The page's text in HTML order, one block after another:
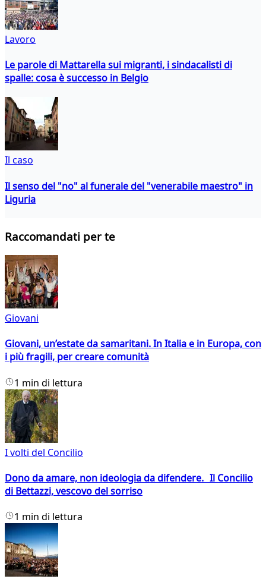
Lavoro
Le parole di Mattarella sui migranti, i sindacalisti di
spalle: cosa è successo in Belgio
Il caso
Il senso del "no" al funerale del "venerabile maestro" in
Liguria
Raccomandati per te
Giovani
Giovani, un’estate da samaritani. In Italia e in Europa, con
i più fragili, per creare comunità
1 min di lettura
I volti del Concilio
Dono da amare, non ideologia da difendere. Il Concilio
di Bettazzi, vescovo del sorriso
1 min di lettura